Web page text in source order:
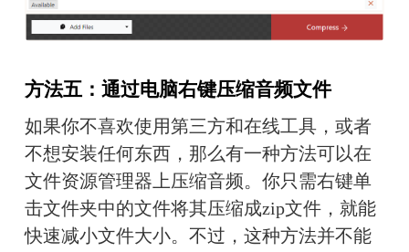
方法五：通过电脑右键压缩音频文件
如果你不喜欢使用第三方和在线工具，或者
不想安装任何东西，那么有一种方法可以在
文件资源管理器上压缩音频。你只需右键单
击文件夹中的文件将其压缩成zip文件，就能
快速减小文件大小。不过，这种方法并不能